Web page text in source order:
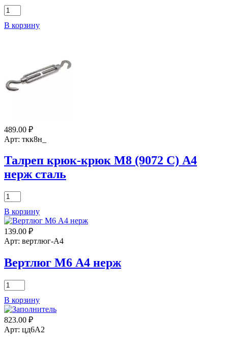
Количество
товара
Зажим
В корзину
489.00 ₽
Арт: ткк8н_
Талреп крюк-крюк М8 (9072 С) А4
нерж сталь
Количество
товара
Талреп
крюк-
крюк
М8
С)
А4
сталь
В корзину
139.00 ₽
Арт: вертлюг-А4
Вертлюг М6 А4 нерж
Количество
товара
Вертлюг
М6
А4
нерж
В корзину
823.00 ₽
Арт: цд6А2